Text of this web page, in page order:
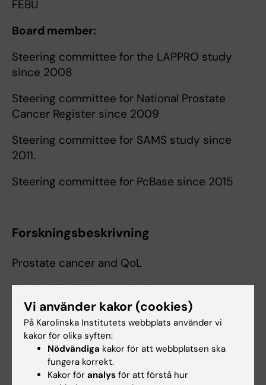
FEBU
Board member:
Steering committee for the LAPPRO study
since 2008
Steering committee for National Prostate
Cancer Register since 2009
Steering committee for SAMS study since
2011.
Steering committee for PcBase since 2015
Forskningsbeskrivning
Prostate cancer and QoL
PSMA PET CT diagnostics in prostate cancer
BCR
Undervisning
Vi använder kakor (cookies)
På Karolinska Institutets webbplats använder vi
kakor för olika syften:
Nödvändiga kakor för att webbplatsen ska
fungera korrekt.
Kakor för analys för att förstå hur